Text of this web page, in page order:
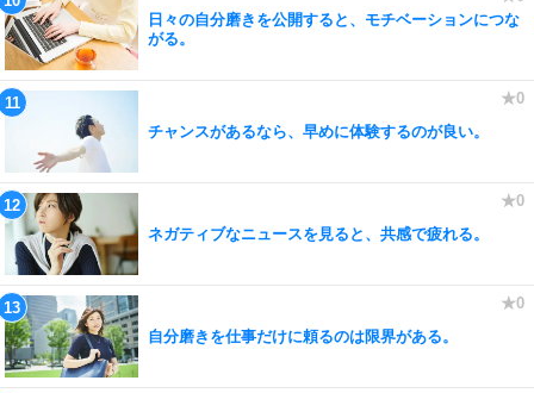
日々の自分磨きを公開すると、モチベーションにつな
がる。
チャンスがあるなら、早めに体験するのが良い。
ネガティブなニュースを見ると、共感で疲れる。
自分磨きを仕事だけに頼るのは限界がある。